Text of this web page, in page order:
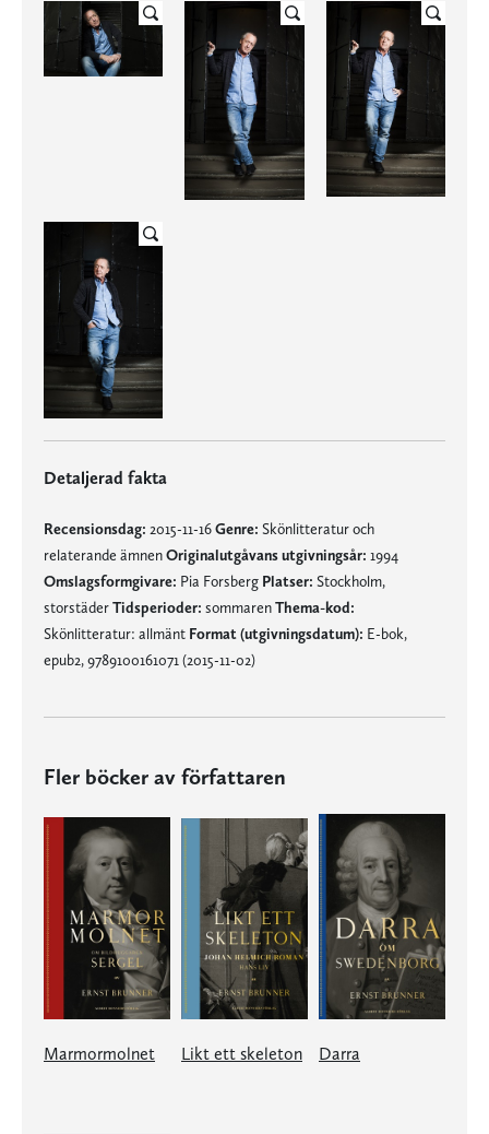
Detaljerad fakta
Recensionsdag: 2015-11-16Genre: Skönlitteratur och
relaterande ämnenOriginalutgåvans utgivningsår: 1994
Omslagsformgivare: Pia Forsberg Platser: Stockholm,
storstäderTidsperioder: sommarenThema-kod:
Skönlitteratur: allmänt Format (utgivningsdatum): E-bok,
epub2, 9789100161071 (2015-11-02)
Fler böcker av författaren
Marmormolnet Likt ett skeleton Darra